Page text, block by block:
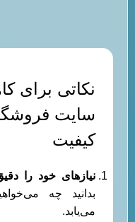
نکاتی
سایت
کیفیت
نیازهای خود را
بدانید چه
می‌یابد.